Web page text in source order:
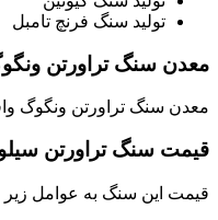
تولید سنگ فرنچ تامبل
معدن سنگ تراورتن
معدن سنگ تراورتن ونگوگ
قیمت سنگ تراورتن
قیمت این سنگ به عوامل زیر